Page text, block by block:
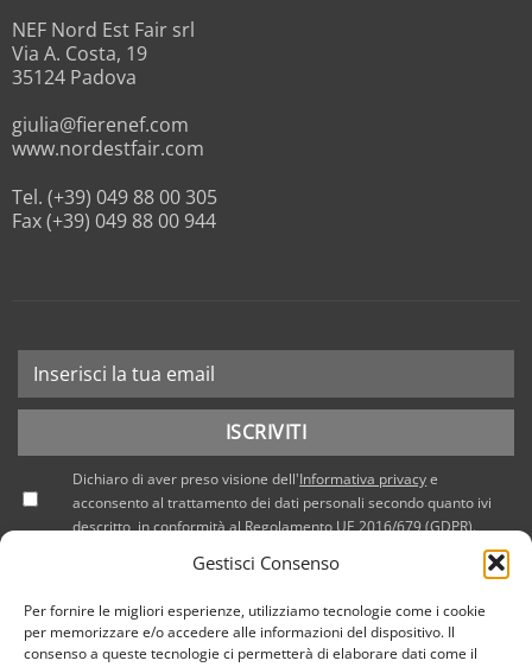
Gestisci Consenso
Per fornire le migliori esperienze, utilizziamo tecnologie come i cookie
per memorizzare e/o accedere alle informazioni del dispositivo. Il
consenso a queste tecnologie ci permetterà di elaborare dati come il
NEF Nord Est Fair srl
Via A. Costa, 19
35124 Padova
giulia@fierenef.com
www.nordestfair.com
Tel. (+39) 049 88 00 305
Fax (+39) 049 88 00 944
Dichiaro di aver preso visione dell'Informativa privacye
acconsento al trattamento dei dati personali secondo quanto ivi
descritto, in conformità al Regolamento UE 2016/679 (GDPR).